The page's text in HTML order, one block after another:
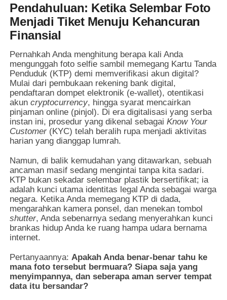
Pendahuluan: Ketika Selembar Foto
Menjadi Tiket Menuju Kehancuran
Finansial
Pernahkah Anda menghitung berapa kali Anda
mengunggah foto selfie sambil memegang Kartu Tanda
Penduduk (KTP) demi memverifikasi akun digital?
Mulai dari pembukaan rekening bank digital,
pendaftaran dompet elektronik (e-wallet), otentikasi
akuncryptocurrency, hingga syarat mencairkan
pinjaman online (pinjol). Di era digitalisasi yang serba
instan ini, prosedur yang dikenal sebagaiKnow Your
Customer (KYC) telah beralih rupa menjadi aktivitas
harian yang dianggap lumrah.
Namun, di balik kemudahan yang ditawarkan, sebuah
ancaman masif sedang mengintai tanpa kita sadari.
KTP bukan sekadar selembar plastik bersertifikat; ia
adalah kunci utama identitas legal Anda sebagai warga
negara. Ketika Anda memegang KTP di dada,
mengarahkan kamera ponsel, dan menekan tombol
shutter, Anda sebenarnya sedang menyerahkan kunci
brankas hidup Anda ke ruang hampa udara bernama
internet.
Pertanyaannya: Apakah Anda benar-benar tahu ke
mana foto tersebut bermuara? Siapa saja yang
menyimpannya, dan seberapa aman server tempat
data itu bersandar?